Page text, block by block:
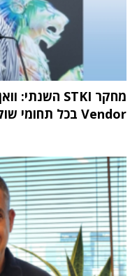
Vendor בכל תחומי שוק ה-IT